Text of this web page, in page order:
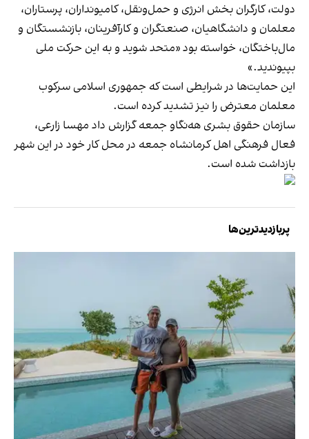
دولت، کارگران بخش انرژی و حمل‌ونقل، کامیونداران، پرستاران،
معلمان و دانشگاهیان، صنعتگران و کارآفرینان، بازنشستگان و
مال‌باختگان، خواسته بود «متحد شوید و به این حرکت ملی
بپیوندید.»
این حمایت‌ها در شرایطی است که جمهوری اسلامی سرکوب
معلمان معترض را نیز تشدید کرده است.
سازمان حقوق بشری هه‌نگاو جمعه گزارش داد مهسا زارعی،
فعال فرهنگی اهل کرمانشاه جمعه در محل کار خود در این شهر
بازداشت شده است.
پربازدیدترین‌ها